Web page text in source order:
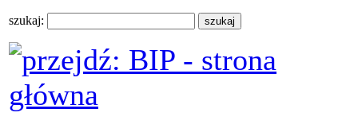
szukaj: